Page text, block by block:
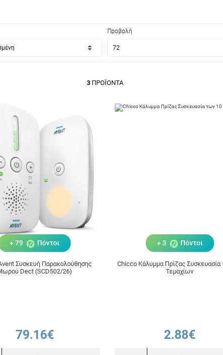
Προβολή
3ΠΡΟΪΌΝΤΑ
+ 79 Πόντοι
Συσκευή Παρακολούθησης
Dect (SCD502/26)
79.16€
+ 3 Πόντοι
Chicco Κάλυμμα Πρίζας
Τεμαχίων
2.88€